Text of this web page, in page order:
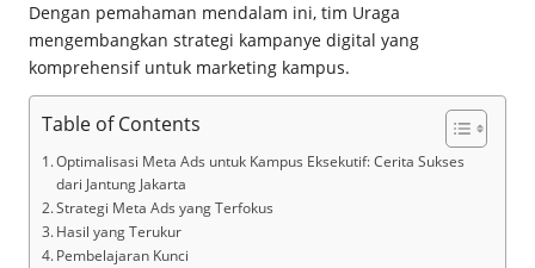
Dengan pemahaman mendalam ini, tim Uraga
mengembangkan strategi kampanye digital yang
komprehensif untuk marketing kampus.
Table of Contents
Optimalisasi Meta Ads untuk Kampus Eksekutif: Cerita Sukses
dari Jantung Jakarta
Strategi Meta Ads yang Terfokus
Hasil yang Terukur
Pembelajaran Kunci